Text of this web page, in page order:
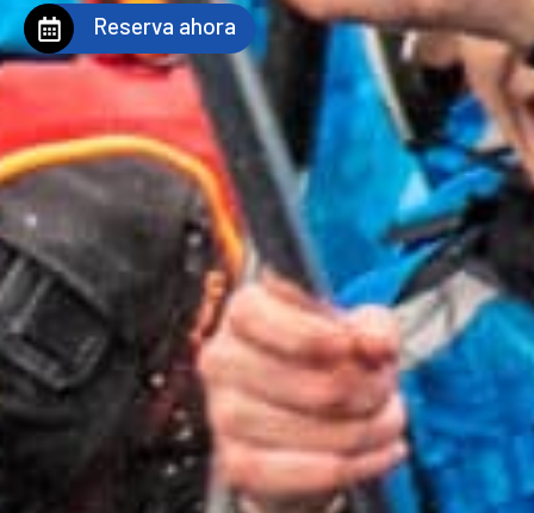
Reserva ahora